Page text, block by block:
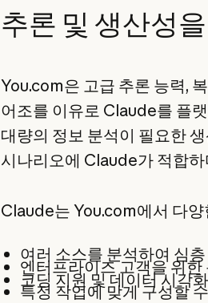
추론 및 생산성
You.com은 고급 추론 능력,
어조를 이유로 Claude를 플
대량의 정보 분석이 필요한
시나리오에 Claude가 적합
Claude는 You.com에서 다
여러 소스를 분석하여 심
엔터프라이즈 고객을 위
코딩 지원 및 데이터 시각
특정 작업에 맞게 구성할